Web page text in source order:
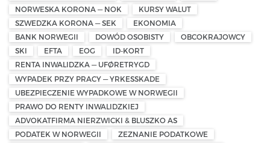
NORWESKA KORONA — NOK
KURSY WALUT
SZWEDZKA KORONA — SEK
EKONOMIA
BANK NORWEGII
DOWÓD OSOBISTY
OBCOKRAJOWCY
SKI
EFTA EOG
ID-KORT
RENTA INWALIDZKA — UFØRETRYGD
WYPADEK PRZY PRACY — YRKESSKADE
UBEZPIECZENIE WYPADKOWE W NORWEGII
PRAWO DO RENTY INWALIDZKIEJ
ADVOKATFIRMA NIERZWICKI & BLUSZKO AS
PODATEK W NORWEGII
ZEZNANIE PODATKOWE